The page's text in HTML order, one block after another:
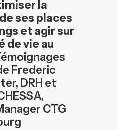
la
ses places
et agir sur
de vie au
Frederic
DRH et
CTG